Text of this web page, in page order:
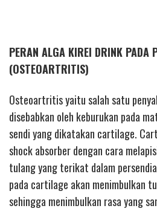
PERAN ALGA KIREI DRINK PADA
(OSTEOARTRITIS)
Osteoartritis yaitu salah satu
disebabkan oleh keburukan pada
sendi yang dikatakan cartilage.
shock absorber dengan cara
tulang yang terikat dalam
pada cartilage akan menimbulkan
sehingga menimbulkan rasa yang